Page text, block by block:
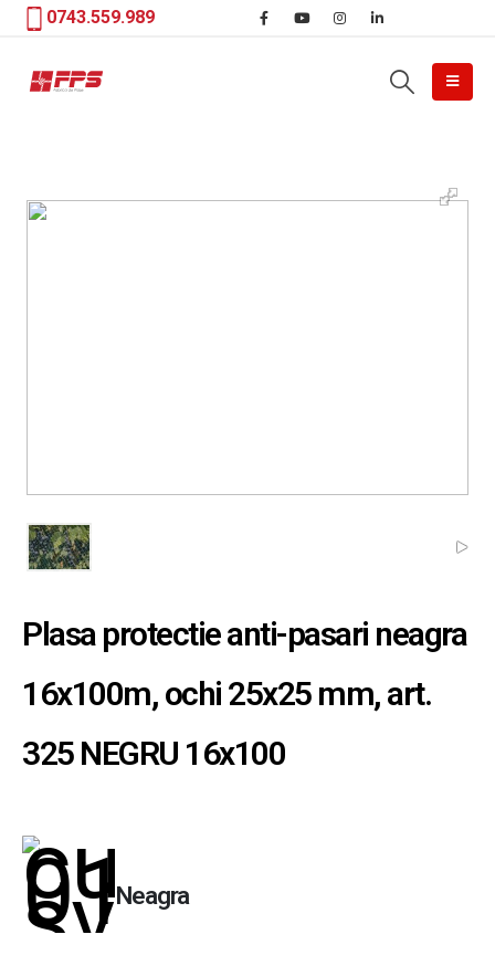
0743.559.989
Plasa protectie anti-pasari neagra
16x100m, ochi 25x25 mm, art.
325 NEGRU 16x100
Neagra